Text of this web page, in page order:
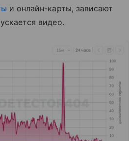
и онлайн-карты, зависают
видео.